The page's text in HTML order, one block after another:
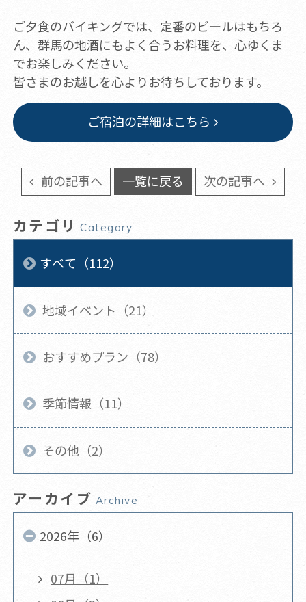
ご夕食のバイキングでは、定番のビールはもちろ
ん、群馬の地酒にもよく合うお料理を、心ゆくま
でお楽しみください。
皆さまのお越しを心よりお待ちしております。
ご宿泊の詳細はこちら
前の記事へ 一覧に戻る 次の記事へ
カテゴリ Category
すべて（112）
地域イベント（21）
おすすめプラン（78）
季節情報（11）
その他（2）
アーカイブ Archive
2026年（6）
07月（1）